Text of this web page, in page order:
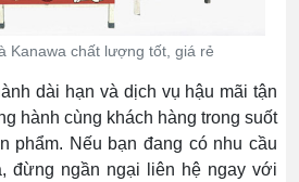
Kanawa chất lượng tốt, giá rẻ
dài hạn và dịch vụ hậu mãi tận
hành cùng khách hàng trong suốt
phẩm. Nếu bạn đang có nhu cầu
đừng ngần ngại liên hệ ngay với